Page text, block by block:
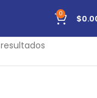
0 $
resultados